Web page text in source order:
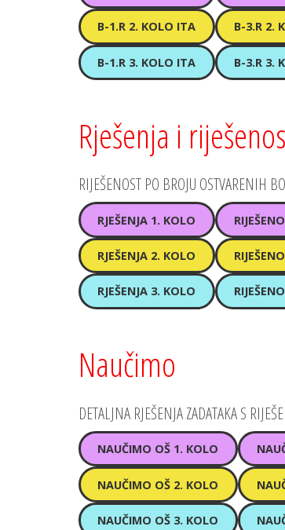
B-1.R 2. KOLO ITA B-3.R 2.
B-1.R 3. KOLO ITA B-3.R 3.
Rješenja i
RIJEŠENOST PO BROJU OSTVARENIH
RJEŠENJA 1. KOLO
RJEŠENJA 2. KOLO
RJEŠENJA 3. KOLO
Naučimo
DETALJNA RJEŠENJA ZADATAKA S
NAUČIMO OŠ 1. KOLO
NAUČIMO OŠ 2. KOLO
NAUČIMO OŠ 3. KOLO